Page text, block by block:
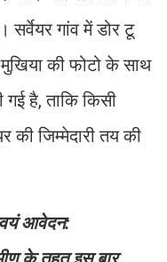
गांव में डोर टू
की फोटो के साथ
है, ताकि किसी
की जिम्मेदारी तय की
आवेदन: